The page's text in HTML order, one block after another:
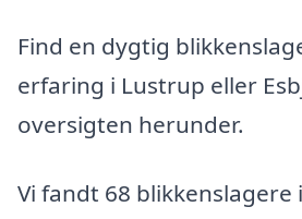
Find en dygtig
erfaring i Lustrup eller
oversigten herunder.
Vi fandt 68 blikkenslagere